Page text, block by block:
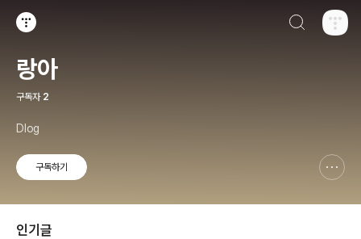
랑아
구독자 2
Dlog
구독하기
인기글